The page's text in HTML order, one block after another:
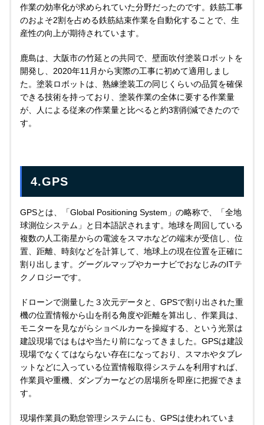
作業の効率化が求められていた分野だったのです。鉄筋工事
のおよそ2割を占める鉄筋結束作業を自動化することで、生
産性の向上が期待されています。
鹿島は、大阪市の竹延との共同で、壁面吹付塗装ロボットを
開発し、2020年11月から実際の工事に初めて適用しまし
た。塗装ロボットは、熟練塗装工の同じくらいの品質を確保
できる技術を持っており、塗装作業の全体に要する作業量
が、人による従来の作業量と比べると約3割削減できたので
す。
4.GPS
GPSとは、「Global Positioning System」の略称で、「全地
球測位システム」と日本語訳されます。地球を周回している
複数の人工衛星からの電波をスマホなどの端末が受信し、位
置、距離、時刻などを計算して、地球上の現在位置を正確に
割り出します。グーグルマップやカーナビでおなじみのITテ
クノロジーです。
ドローンで測量した３次元データと、GPSで割り出された重
機の位置情報から山を削る角度や距離を算出し、作業員は、
モニターを見ながらショベルカーを操縦する、という光景は
建設現場ではもはや当たり前になってきました。GPSは建設
現場でなくてはならない存在になっており、スマホやタブレ
ットなどに入っている位置情報取得システムを利用すれば、
作業員や重機、ダンプカーなどの居場所を即座に把握できま
す。
現場作業員の勤怠管理システムにも、GPSは使われていま